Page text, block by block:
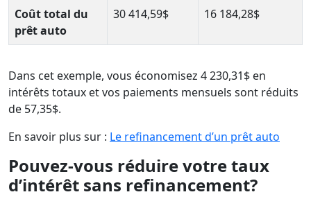
Coût total du
prêt auto
30 414,59$ 16 184,28$
Dans cet exemple, vous économisez 4 230,31$ en
intérêts totaux et vos paiements mensuels sont réduits
de 57,35$.
En savoir plus sur : Le refinancement d’un prêt auto
Pouvez-vous réduire votre taux
d’intérêt sans refinancement?